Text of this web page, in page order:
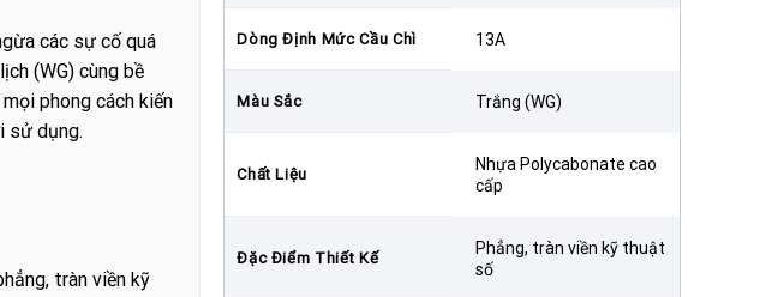
các sự cố quá
(WG) cùng bề
phong cách kiến
sử dụng.
tràn viền kỹ
Dòng Định Mức Cầu Chì 13A
Màu Sắc Trắng (WG)
Chất Liệu
Nhựa Polycabonate cao
cấp
Đặc Điểm Thiết Kế
Phẳng, tràn viền kỹ thuật
số